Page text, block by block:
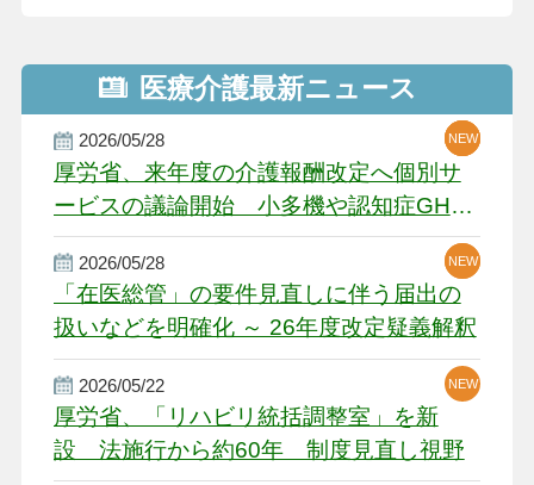
医療介護最新ニュース
2026/05/28
厚労省、来年度の介護報酬改定へ個別サ
ービスの議論開始 小多機や認知症GH、
厳しい経営環境に危機感
NEW
NEW
NEW
2026/05/28
「在医総管」の要件見直しに伴う届出の
扱いなどを明確化 ～ 26年度改定疑義解釈
NEW
NEW
2026/05/22
厚労省、「リハビリ統括調整室」を新
設 法施行から約60年 制度見直し視野
NEW